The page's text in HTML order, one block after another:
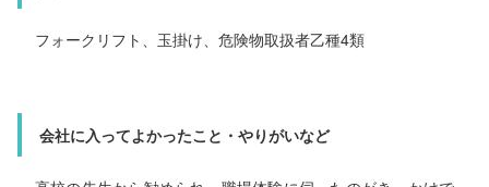
フォークリフト、玉掛け、危険物取扱者乙種4類
会社に入ってよかったこと・やりがいなど
資格